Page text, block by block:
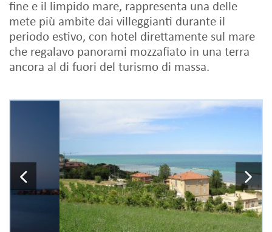
fine e il limpido mare, rappresenta una delle
mete più ambite dai villeggianti durante il
periodo estivo, con hotel direttamente sul mare
che regalavo panorami mozzafiato in una terra
ancora al di fuori del turismo di massa.